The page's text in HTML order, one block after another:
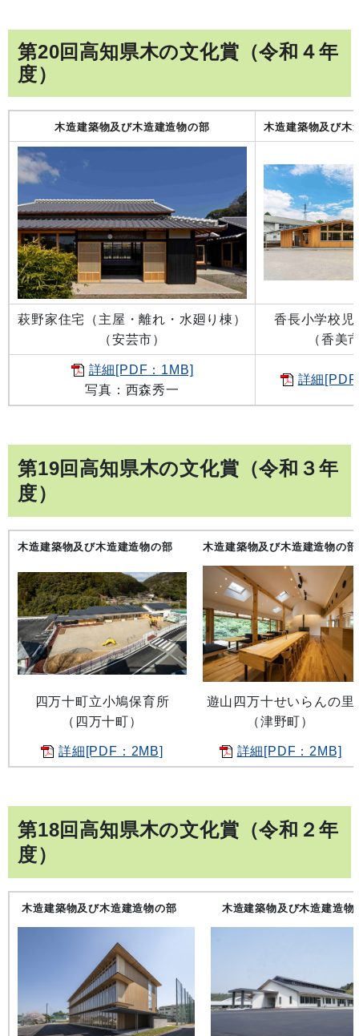
第20回高知県木の文化賞（令和４年
度）
木造建築物及び木造建造物の部 木造建築物及び木
萩野家住宅（主屋・離れ・水廻り棟）
（安芸市）
香長小学校児
（香美
詳細[PDF：1MB]
写真：西森秀一
詳細
第19回高知県木の文化賞（令和３年
度）
木造建築物及び木造建造物の部 木造建築物及び木造建造物の部
四万十町立小鳩保育所
（四万十町）
遊山四万十せいらんの里
（津野町）
詳細[PDF：2MB] 詳細[PDF：2MB]
第18回高知県木の文化賞（令和２年
度）
木造建築物及び木造建造物の部 木造建築物及び木造建造物